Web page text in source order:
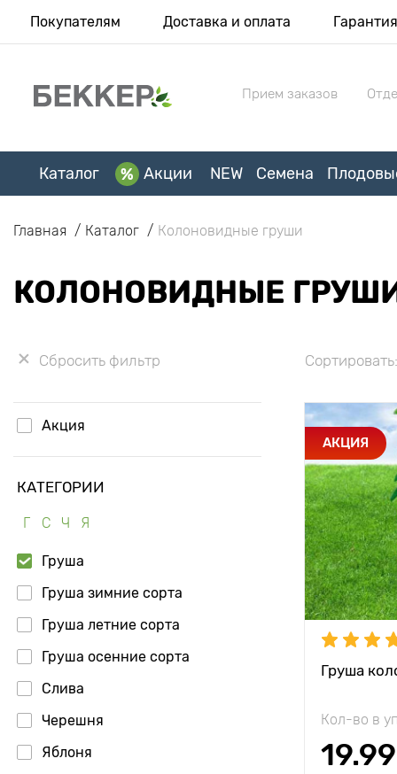
Покупателям Доставка и оплата Гарантия
Прием заказов
Каталог Акции NEW Семена
Главная Каталог Колоновидные груши
КОЛОНОВИДНЫЕ
Сбросить фильтр
Акция
КАТЕГОРИИ
Г С Ч Я
Груша
Груша зимние сорта
Груша летние сорта
Груша осенние сорта
Слива
Черешня
Яблоня
Сортировать:
АКЦИЯ
Груша
Кол-во в
19.99
Высота
Растояние
растениями
Вес плода